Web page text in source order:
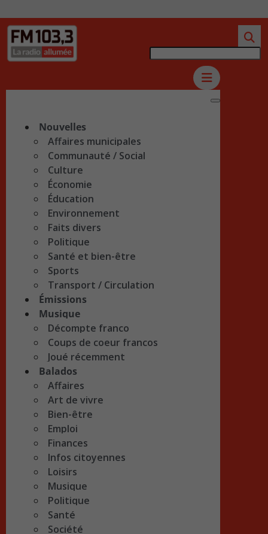
Nouvelles
Affaires municipales
Communauté / Social
Culture
Économie
Éducation
Environnement
Faits divers
Politique
Santé et bien-être
Sports
Transport / Circulation
Émissions
Musique
Décompte franco
Coups de coeur francos
Joué récemment
Balados
Affaires
Art de vivre
Bien-être
Emploi
Finances
Infos citoyennes
Loisirs
Musique
Politique
Santé
Société